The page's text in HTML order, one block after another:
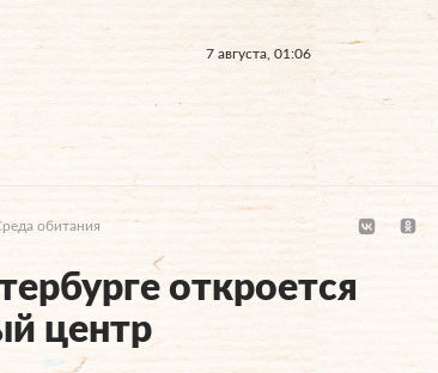
7 августа, 01:06
обитания
откроется
центр